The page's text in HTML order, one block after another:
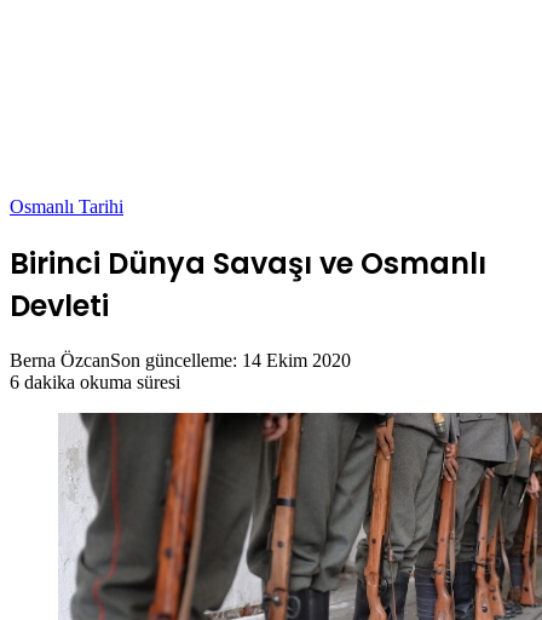
Osmanlı Tarihi
Birinci Dünya Savaşı ve Osmanlı
Devleti
Berna ÖzcanSon güncelleme: 14 Ekim 2020
6 dakika okuma süresi